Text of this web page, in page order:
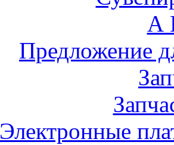
А
Электронные